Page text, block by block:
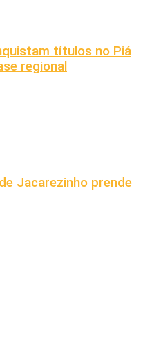
títulos no Piá
regional
Jacarezinho prende